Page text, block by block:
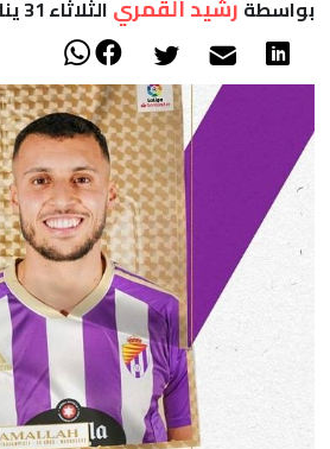
بواسطة رشيد القمري الثلاثاء 31 يناير, 2023 - 18:27